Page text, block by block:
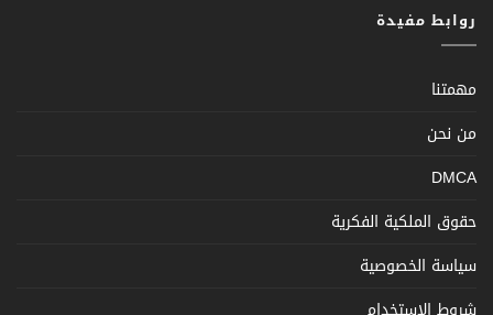
روابط مفيدة
مهمتنا
من نحن
DMCA
حقوق الملكية الفكرية
سياسة الخصوصية